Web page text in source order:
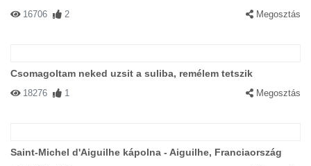
16706 2 Megosztás
Csomagoltam neked uzsit a suliba, remélem tetszik
18276 1 Megosztás
Saint-Michel d'Aiguilhe kápolna - Aiguilhe, Franciaország